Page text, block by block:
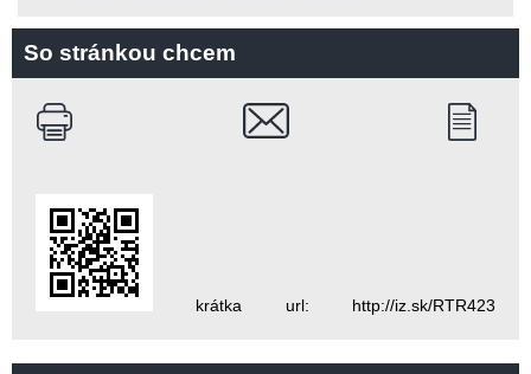
So stránkou chcem
krátka url: http://iz.sk/RTR423